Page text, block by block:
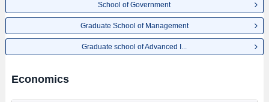
School of Government
Graduate School of Management
Graduate school of Advanced I...
Economics